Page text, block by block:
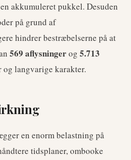
akkumuleret pukkel. Desuden
på grund af
hindrer bestræbelserne på at
569 aflysningerog 5.713
langvarige karakter.
en enorm belastning på
tidsplaner, ombooke